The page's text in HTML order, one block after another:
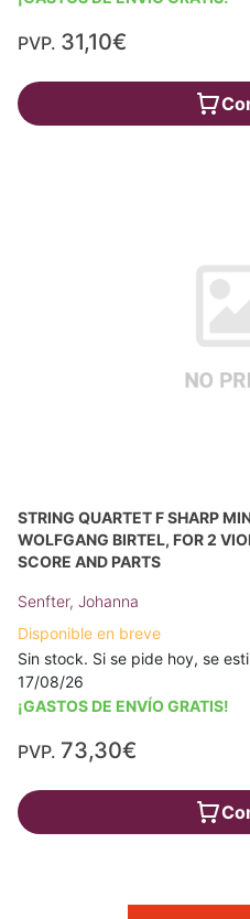
PVP. 31,10€
STRING QUARTET F SHARP
WOLFGANG BIRTEL, FOR 2
SCORE AND PARTS
Senfter, Johanna
Disponible en breve
Sin stock. Si se pide hoy, se
17/08/26
¡GASTOS DE ENVÍO GRATIS!
PVP. 73,30€